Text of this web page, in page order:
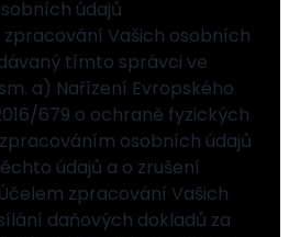
údajů
Vašich osobních
tímto správci ve
a) Nařízení Evropského
679 o ochraně fyzických
osobních údajů
údajů a o zrušení
zpracování Vašich
daňových dokladů za